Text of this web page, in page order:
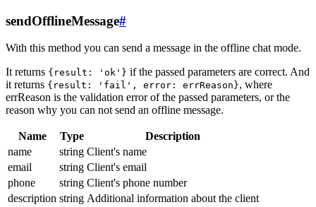
sendOfflineMessage#
With this method you can send a message in the offline chat mode.
It returns {result: 'ok'} if the passed parameters are correct. And
it returns {result: 'fail', error: errReason}, where
errReason is the validation error of the passed parameters, or the
reason why you can not send an offline message.
Name Type
Description
name
string Client's name
email
string Client's email
phone
string Client's phone number
description string Additional information about the client